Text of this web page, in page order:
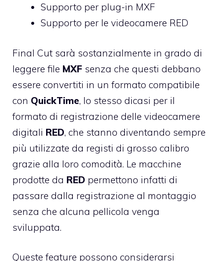
Supporto per plug-in MXF
Supporto per le videocamere RED
Final Cut sarà sostanzialmente in grado di
leggere file MXF senza che questi debbano
essere convertiti in un formato compatibile
con QuickTime, lo stesso dicasi per il
formato di registrazione delle videocamere
digitali RED, che stanno diventando sempre
più utilizzate da registi di grosso calibro
grazie alla loro comodità. Le macchine
prodotte da RED permettono infatti di
passare dalla registrazione al montaggio
senza che alcuna pellicola venga
sviluppata.
Queste feature possono considerarsi